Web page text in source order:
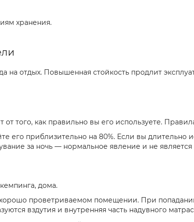
хранения.
на отдых. Повышенная стойкость продлит
того, как правильно вы его используете.
его приблизительно на 80%. Если вы длительно
за ночь — нормальное явление и не
дома.
проветриваемом помещении. При
вздутия и внутренняя часть надувного